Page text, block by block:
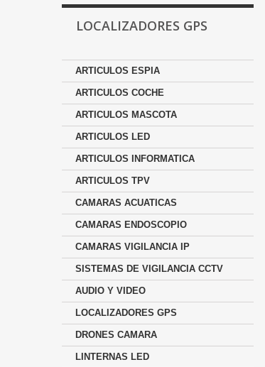
LOCALIZADORES GPS
ARTICULOS ESPIA
ARTICULOS COCHE
ARTICULOS MASCOTA
ARTICULOS LED
ARTICULOS INFORMATICA
ARTICULOS TPV
CAMARAS ACUATICAS
CAMARAS ENDOSCOPIO
CAMARAS VIGILANCIA IP
SISTEMAS DE VIGILANCIA CCTV
AUDIO Y VIDEO
LOCALIZADORES GPS
DRONES CAMARA
LINTERNAS LED